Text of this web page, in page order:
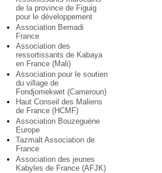
de la province de Figuig
pour le développement
Association Bemadi
France
Association des
ressortissants de Kabaya
en France (Mali)
Association pour le soutien
du village de
Fondjomekwet (Cameroun)
Haut Conseil des Maliens
de France (HCMF)
Association Bouzeguène
Europe
Tazmalt Association de
France
Association des jeunes
Kabyles de France (AFJK)